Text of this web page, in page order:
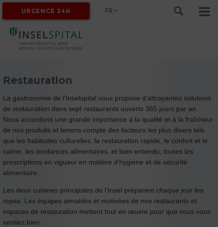
MYINSEL
URGENCE 24H FR
Restauration
La gastronomie de l’Inselspital vous propose d’attrayantes solutions
de restauration dans sept restaurants ouverts 365 jours par an.
Nous accordons une grande importance à la qualité et à la fraîcheur
de nos produits et tenons compte des facteurs les plus divers tels
que les habitudes culturelles, la restauration rapide, le confort et le
calme, les tendances alimentaires, et bien entendu, toutes les
prescriptions en vigueur en matière d’hygiène et de sécurité
alimentaire.
Les deux cuisines principales de l’Insel préparent chaque jour les
repas. Les équipes aimables et motivées de nos restaurants et
espaces de restauration mettent tout en œuvre pour que vous vous
sentiez bien.